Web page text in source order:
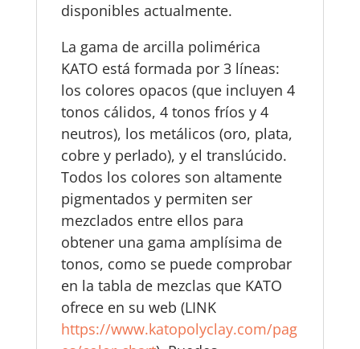
disponibles actualmente.
La gama de arcilla polimérica
KATO está formada por 3 líneas:
los colores opacos (que incluyen 4
tonos cálidos, 4 tonos fríos y 4
neutros), los metálicos (oro, plata,
cobre y perlado), y el translúcido.
Todos los colores son altamente
pigmentados y permiten ser
mezclados entre ellos para
obtener una gama amplísima de
tonos, como se puede comprobar
en la tabla de mezclas que KATO
ofrece en su web (LINK
https://www.katopolyclay.com/pag